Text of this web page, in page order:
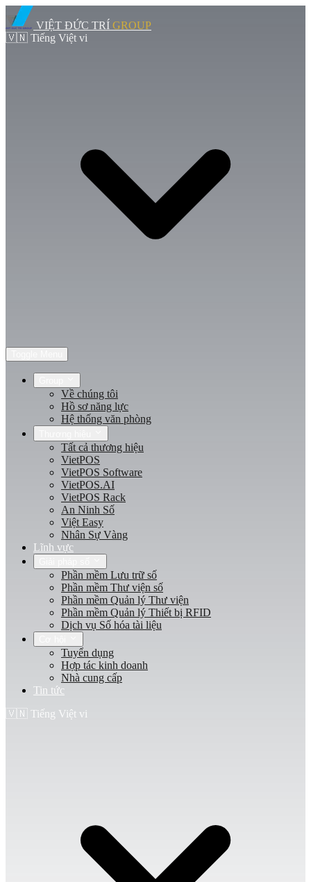
VIỆT ĐỨC TRÍ GROUP
🇻🇳 Tiếng Việt vi
Về chúng tôi
Hồ sơ năng lực
Hệ thống văn phòng
Tất cả thương hiệu
VietPOS
VietPOS Software
VietPOS.AI
VietPOS Rack
An Ninh Số
Việt Easy
Nhân Sự Vàng
Lĩnh vực
Phần mềm Lưu trữ số
Phần mềm Thư viện số
Phần mềm Quản lý Thư viện
Phần mềm Quản lý Thiết bị RFID
Dịch vụ Số hóa tài liệu
Tuyển dụng
Hợp tác kinh doanh
Nhà cung cấp
Tin tức
🇻🇳 Tiếng Việt vi